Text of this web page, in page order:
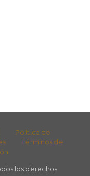
Política de
Términos de
los derechos